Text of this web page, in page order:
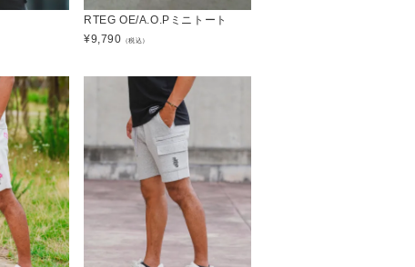
RTEG OE/A.O.Pミニトート
¥9,790 （税込）